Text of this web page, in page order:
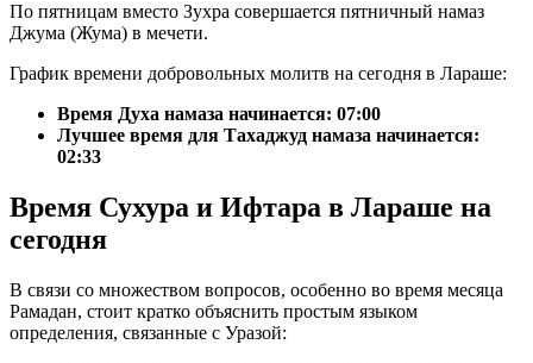
По пятницам вместо Зухра совершается пятничный намаз
Джума (Жума) в мечети.
График времени добровольных молитв на сегодня в Лараше:
Время Духа намаза начинается: 07:00
Лучшее время для Тахаджуд намаза начинается:
02:33
Время Сухура и Ифтара в Лараше на
сегодня
В связи со множеством вопросов, особенно во время месяца
Рамадан, стоит кратко объяснить простым языком
определения, связанные с Уразой: